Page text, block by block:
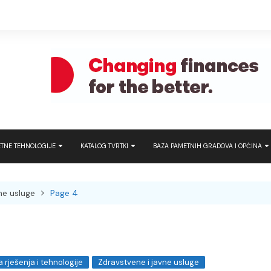
TEHNOLOGIJE
Home
KATALOG TVRTKI BAZA PAMETNIH GRADOVA I OPĆINA
usluge Page 4
rješenja i tehnologije Zdravstvene i javne usluge